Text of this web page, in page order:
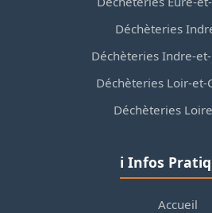
Déchèteries
Déchèteries Indre-
Déchèteries Loir-et-
Déchèteries
ℹ️ Infos
Accueil